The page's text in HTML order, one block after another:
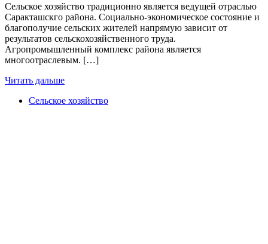
Сельское хозяйство традиционно является ведущей отраслью
Саракташскго района. Социально-экономическое состояние и
благополучие сельских жителей напрямую зависит от
результатов сельскохозяйственного труда.
Агропромышленный комплекс района является
многоотраслевым. […]
Читать дальше
Сельское хозяйство